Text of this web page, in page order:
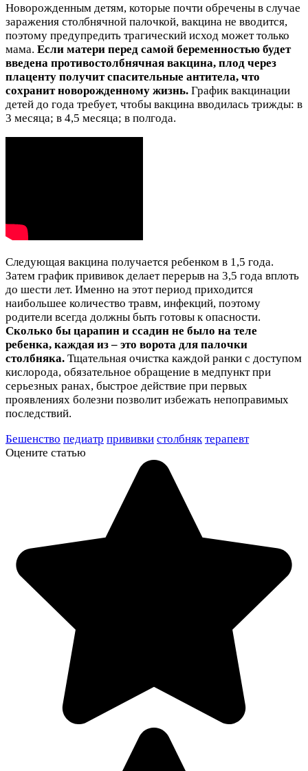
Новорожденным детям, которые почти обречены в случае
заражения столбнячной палочкой, вакцина не вводится,
поэтому предупредить трагический исход может только
мама. Если матери перед самой беременностью будет
введена противостолбнячная вакцина, плод через
плаценту получит спасительные антитела, что
сохранит новорожденному жизнь. График вакцинации
детей до года требует, чтобы вакцина вводилась трижды: в
3 месяца; в 4,5 месяца; в полгода.
Следующая вакцина получается ребенком в 1,5 года.
Затем график прививок делает перерыв на 3,5 года вплоть
до шести лет. Именно на этот период приходится
наибольшее количество травм, инфекций, поэтому
родители всегда должны быть готовы к опасности.
Сколько бы царапин и ссадин не было на теле
ребенка, каждая из – это ворота для палочки
столбняка. Тщательная очистка каждой ранки с доступом
кислорода, обязательное обращение в медпункт при
серьезных ранах, быстрое действие при первых
проявлениях болезни позволит избежать непоправимых
последствий.
Бешенство педиатр прививки столбняк терапевт
Оцените статью